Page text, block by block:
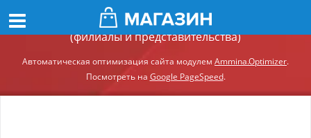
Демонстрационный сайт модуля Ammina.Регионы
(филиалы и представительства)
Автоматическая оптимизация сайта модулем Ammina.Optimizer.
Посмотреть на Google PageSpeed.